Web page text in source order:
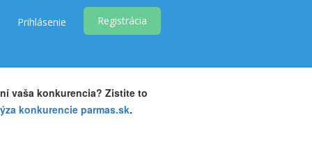
Prihlásenie Registrácia
vaša konkurencia? Zistite to
konkurencie parmas.sk.